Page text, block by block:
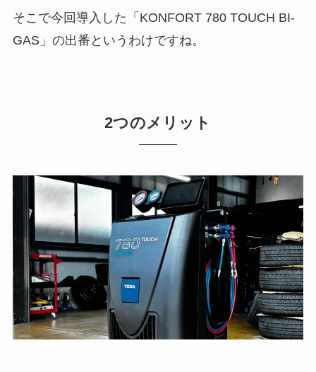
そこで今回導入した「KONFORT 780 TOUCH BI-
GAS」の出番というわけですね。
2つのメリット